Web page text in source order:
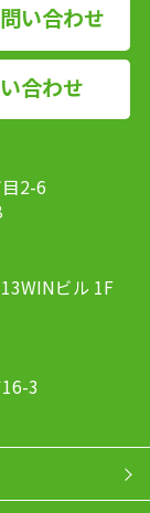
い合わせ
合わせ
2-6
ビル 1F
3